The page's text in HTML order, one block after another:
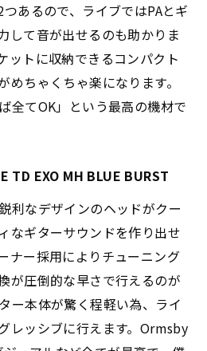
あるので、ライブではPAとギ
して音が出せるのも助かりま
ットに収納できるコンパクト
めちゃくちゃ楽になります。
全てOK」という最高の機材で
EXO MH BLUE BURST
利なデザインのヘッドがクー
なギターサウンドを作り出せ
ナー採用によりチューニング
が圧倒的な早さで行えるのが
ー本体が驚く程軽い為、ライ
レッシブに行えます。Ormsby